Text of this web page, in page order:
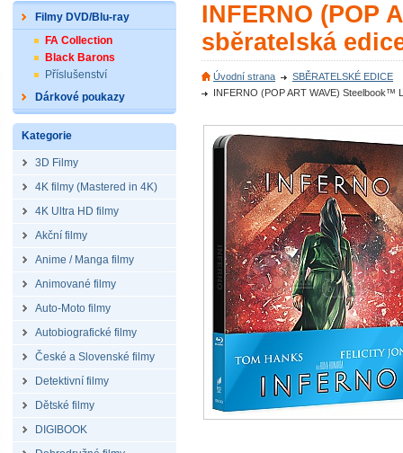
Filmy DVD/Blu-ray
FA Collection
Black Barons
Příslušenství
Dárkové poukazy
Kategorie
3D Filmy
4K filmy (Mastered in 4K)
4K Ultra HD filmy
Akční filmy
Anime / Manga filmy
Animované filmy
Auto-Moto filmy
Autobiografické filmy
České a Slovenské filmy
Detektivní filmy
Dětské filmy
DIGIBOOK
INFERNO (POP
sběratelská
Úvodní strana
SBĚRATELSKÉ EDICE
INFERNO (POP ART WAVE) Steelbook™